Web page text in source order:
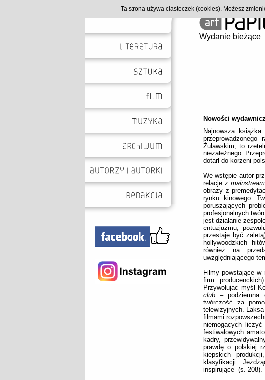
Wydanie bieżące
Nowości
Najnowsza książka
przeprowadzonego
Żuławskim, to
niezależnego.
dotarł do korzeni
We wstępie autor
relacje z
obrazy z
rynku kinowego.
poruszających
profesjonalnych
jest działanie
entuzjazmu,
przestaje być
hollywoodzkich
również na
uwzględniającego
Filmy powstające w
firm
Przywołując myśl
club – podziemna
twórczość za
telewizyjnych.
filmami
niemogących
festiwalowych
kadry,
prawdę o polskiej
kiepskich
klasyfikacji.
inspirujące” (s. 208).
Ta strona używa ciasteczek (cookies). Możesz